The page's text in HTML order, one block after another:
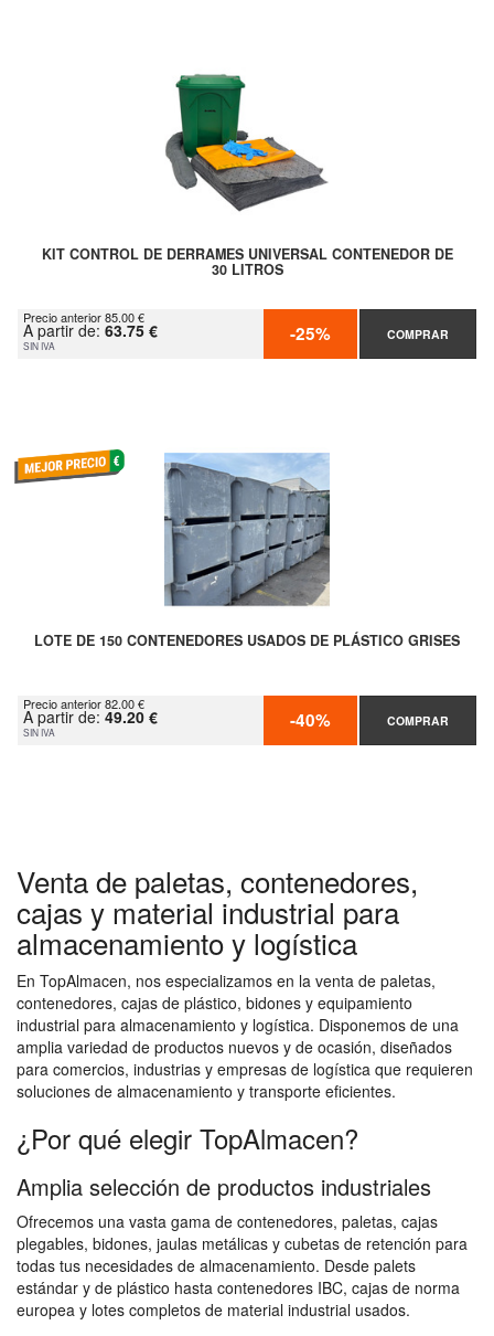
KIT CONTROL DE DERRAMES UNIVERSAL CONTENEDOR DE
30 LITROS
Precio anterior 85.00 €
A partir de: 63.75 €
SIN IVA -25% COMPRAR
LOTE DE 150 CONTENEDORES USADOS DE PLÁSTICO GRISES
Precio anterior 82.00 €
A partir de: 49.20 €
SIN IVA -40% COMPRAR
Venta de paletas, contenedores,
cajas y material industrial para
almacenamiento y logística
En TopAlmacen, nos especializamos en la venta de paletas,
contenedores, cajas de plástico, bidones y equipamiento
industrial para almacenamiento y logística. Disponemos de una
amplia variedad de productos nuevos y de ocasión, diseñados
para comercios, industrias y empresas de logística que requieren
soluciones de almacenamiento y transporte eficientes.
¿Por qué elegir TopAlmacen?
Amplia selección de productos industriales
Ofrecemos una vasta gama de contenedores, paletas, cajas
plegables, bidones, jaulas metálicas y cubetas de retención para
todas tus necesidades de almacenamiento. Desde palets
estándar y de plástico hasta contenedores IBC, cajas de norma
europea y lotes completos de material industrial usados.